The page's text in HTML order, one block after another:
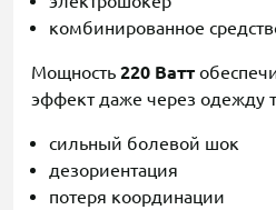
комбинированное
Мощность 220 Ватт
эффект даже через одежду
сильный болевой шок
дезориентация
потеря координации